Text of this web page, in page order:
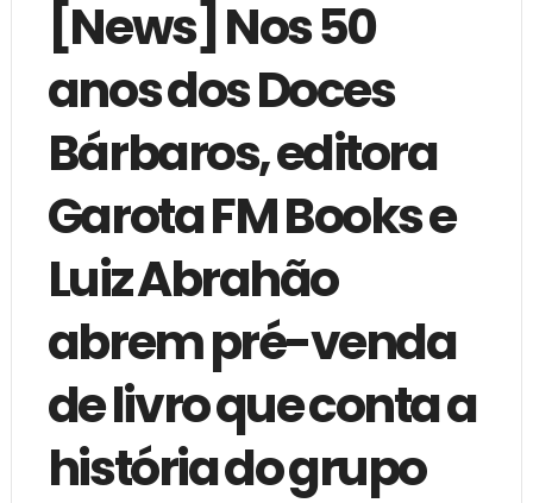
[News] Nos 50
anos dos Doces
Bárbaros, editora
Garota FM Books e
Luiz Abrahão
abrem pré-venda
de livro que conta a
história do grupo